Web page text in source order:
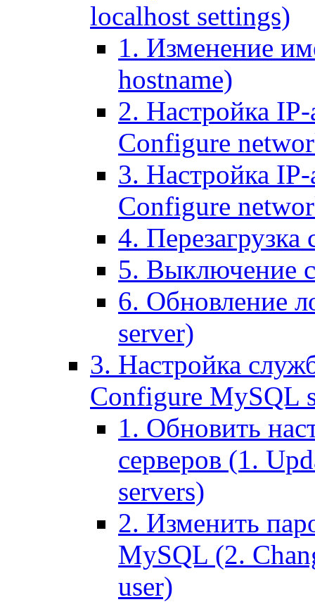
localhost settings)
1. Изменение
hostname)
2. Настройка IP-
Configure
3. Настройка
Configure
4. Перезагрузка
5. Выключение
6. Обновление
server)
3. Настройка
Configure MySQL
1. Обновить
серверов (1.
servers)
2. Изменить
MySQL (2.
user)